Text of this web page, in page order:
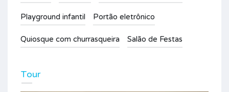
Playground infantil Portão eletrônico
Quiosque com churrasqueira Salão de Festas
Tour